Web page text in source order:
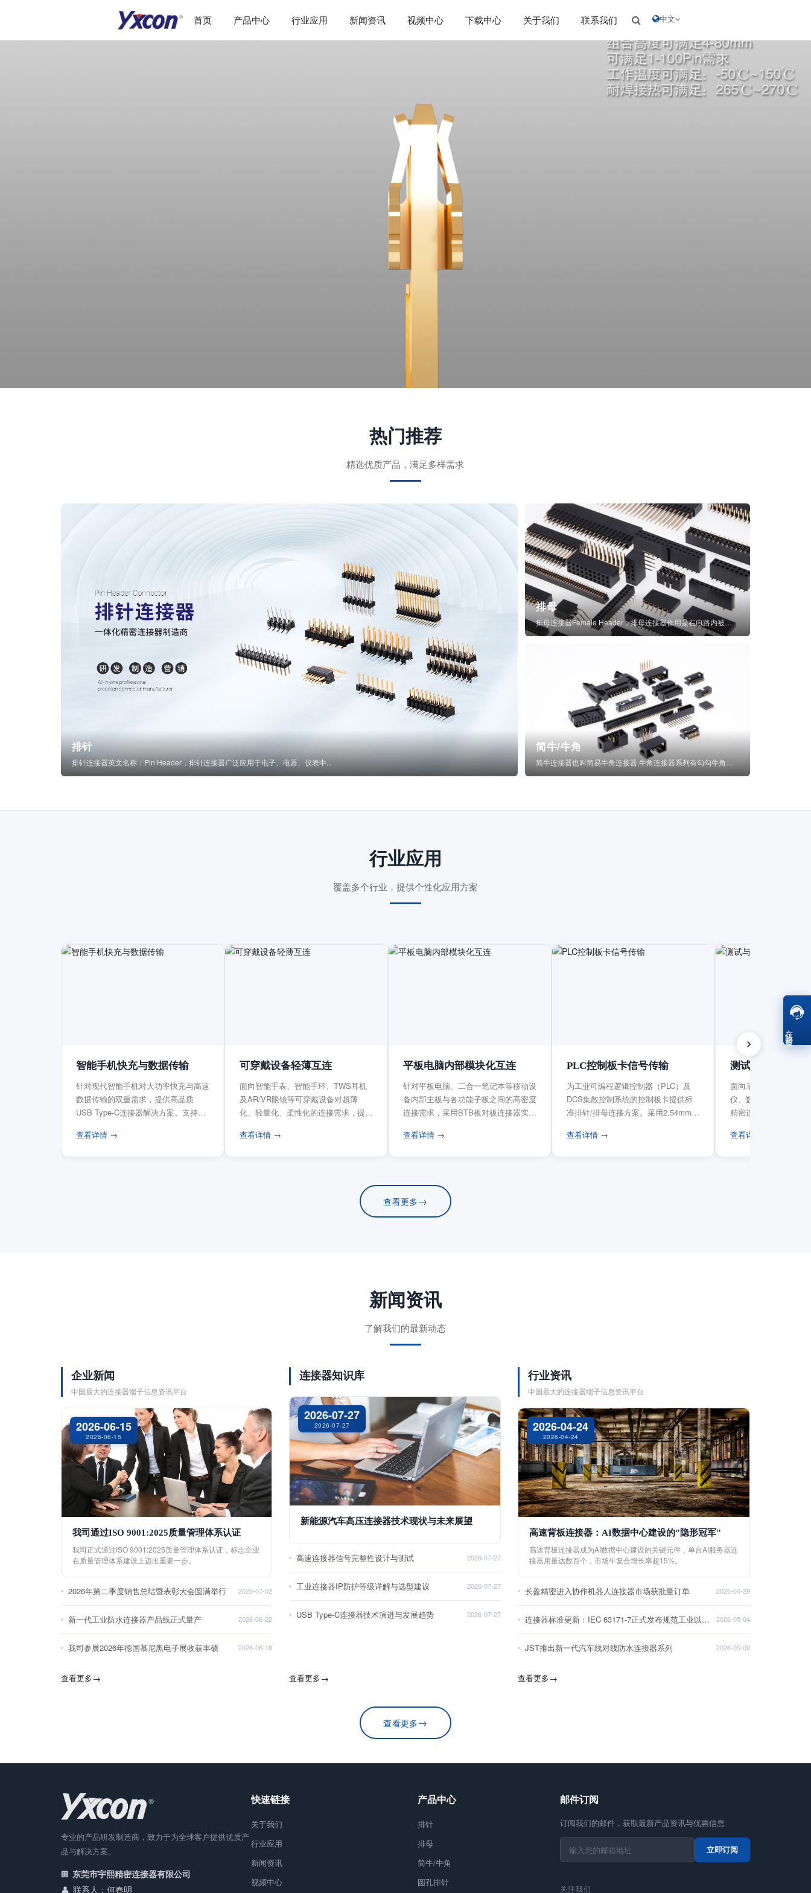
首页 产品中心 行业应用 新闻资讯 视频中心 下载中心 关于我们 联系我们 中文
热门推荐
精选优质产品，满足多样需求
排针
排针连接器英文名称：Pin Header，排针连接器广泛应用于电子、电器、仪表中...
排母
排母连接器Female Header，排母连接器作用是在电路内被阻断处或孤立不通...
简牛/牛角
行业应用
覆盖多个行业，提供个性化应用方案
智能手机快充与数据传输
针对现代智能手机对大功率快充与高速
数据传输的双重需求，提供高品质
USB Type-C连接器解决方案。支持
查看详情 →
可穿戴设备轻薄互连
面向智能手表、智能手环、TWS耳机
及AR/VR眼镜等可穿戴设备对超薄
化、轻量化、柔性化的连接需求，提供
查看详情 →
平板电脑内部模块化互连
针对平板电脑、二合一笔记本等移动设
备内部主板与各功能子板之间的高密度
连接需求，采用BTB板对板连接器实现
查看详情 →
PLC控制板卡信号传输
为工业可编程逻辑控制器（PLC）及
DCS集散控制系统的控制板卡提供标
准排针/排母连接方案。采用2.54mm标
查看详情 →
测试与测量设备
面向示波器、信号发
仪、数据采集卡等电
精密连接需求，提供
查看详情 →
查看更多→
新闻资讯
了解我们的最新动态
企业新闻
中国最大的连接器端子信息资讯平台
2026-06-15
2026-06-15
我司通过ISO 9001:2025质量管理体系认证
我司正式通过ISO 9001:2025质量管理体系认证，标志企业
在质量管理体系建设上迈出重要一步。
2026年第二季度销售总结暨表彰大会圆满举行 2026-07-02
新一代工业防水连接器产品线正式量产 2026-06-22
我司参展2026年德国慕尼黑电子展收获丰硕 2026-06-18
查看更多→
连接器知识库
2026-07-27
2026-07-27
新能源汽车高压连接器技术现状与未来展望
高速连接器信号完整性设计与测试 2026-07-27
工业连接器IP防护等级详解与选型建议 2026-07-27
USB Type-C连接器技术演进与发展趋势 2026-07-27
查看更多→
行业资讯
中国最大的连接器端子信息资讯平台
2026-04-24
2026-04-24
高速背板连接器：AI数据中心建设的"隐形冠军"
高速背板连接器成为AI数据中心建设的关键元件，单台AI服务器连
接器用量达数百个，市场年复合增长率超15%。
长盈精密进入协作机器人连接器市场获批量订单 2026-04-29
连接器标准更新：IEC 63171-7正式发布规范工业以太网接口 2026-05-04
JST推出新一代汽车线对线防水连接器系列 2026-05-09
查看更多→
查看更多→
专业的产品研发制造商，致力于为全球客户提供优质产
品与解决方案。
东莞市宇熙精密连接器有限公司
联系人：何春明
快速链接
关于我们
行业应用
新闻资讯
视频中心
产品中心
排针
排母
简牛/牛角
圆孔排针
邮件订阅
订阅我们的邮件，获取最新产品资讯与优惠信息
立即订阅
关注我们
在线客服